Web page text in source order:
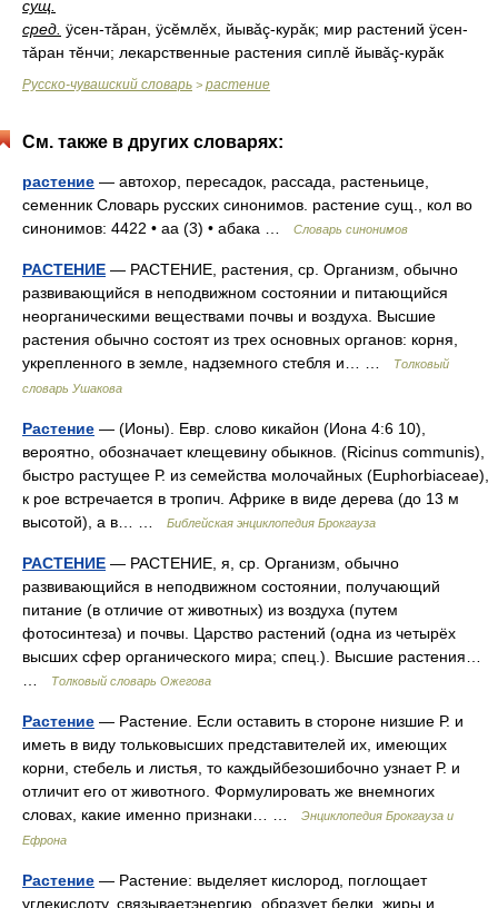
сущ.
сред. ÿсен-тǎран, ÿсĕмлĕх, йывǎç-курǎк; мир растений ÿсен-
тǎран тĕнчи; лекарственные растения сиплĕ йывǎç-курǎк
Русско-чувашский словарь > растение
См. также в других словарях:
растение — автохор, пересадок, рассада, растеньице,
семенник Словарь русских синонимов. растение сущ., кол во
синонимов: 4422 • аа (3) • абака …
Словарь синонимов
РАСТЕНИЕ — РАСТЕНИЕ, растения, ср. Организм, обычно
развивающийся в неподвижном состоянии и питающийся
неорганическими веществами почвы и воздуха. Высшие
растения обычно состоят из трех основных органов: корня,
укрепленного в земле, надземного стебля и… …
Толковый
словарь Ушакова
Растение — (Ионы). Евр. слово кикайон (Иона 4:6 10),
вероятно, обозначает клещевину обыкнов. (Ricinus communis),
быстро раcтущее Р. из семейства молочайных (Euphorbiaceae),
к рое встречается в тропич. Африке в виде дерева (до 13 м
высотой), а в… …
Библейская энциклопедия Брокгауза
РАСТЕНИЕ — РАСТЕНИЕ, я, ср. Организм, обычно
развивающийся в неподвижном состоянии, получающий
питание (в отличие от животных) из воздуха (путем
фотосинтеза) и почвы. Царство растений (одна из четырёх
высших сфер органического мира; спец.). Высшие растения…
Толковый словарь Ожегова
Растение — Растение. Если оставить в стороне низшие Р. и
иметь в виду тольковысших представителей их, имеющих
корни, стебель и листья, то каждыйбезошибочно узнает Р. и
отличит его от животного. Формулировать же внемногих
словах, какие именно признаки… …
Энциклопедия Брокгауза и
Ефрона
Растение — Растение: выделяет кислород, поглощает
углекислоту, связываетэнергию, образует белки, жиры и